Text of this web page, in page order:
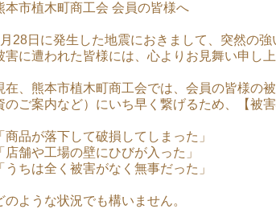
本市植木町商工会 会員の皆様へ
28日に発生した地震におきまして、突然の
害に遭われた皆様には、心よりお見舞い申し上
在、熊本市植木町商工会では、会員の皆様の
のご案内など）にいち早く繋げるため、【被
「商品が落下して破損してしまった」
「店舗や工場の壁にひびが入った」
「うちは全く被害がなく無事だった」
のような状況でも構いません。